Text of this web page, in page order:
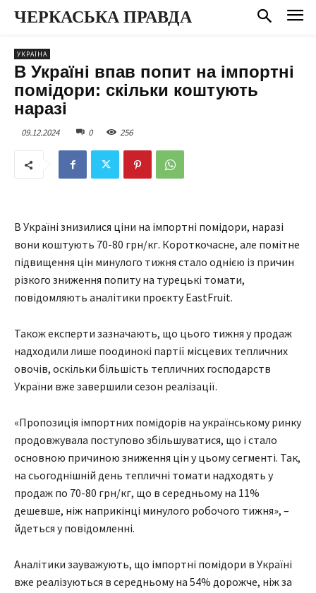
ЧЕРКАСЬКА ПРАВДА
УКРАЇНА
В Україні впав попит на імпортні
помідори: скільки коштують
наразі
09.12.2024 0 256
В Україні знизилися ціни на імпортні помідори, наразі
вони коштують 70-80 грн/кг. Короткочасне, але помітне
підвищення цін минулого тижня стало однією із причин
різкого зниження попиту на турецькі томати,
повідомляють аналітики проєкту EastFruit.
Також експерти зазначають, що цього тижня у продаж
надходили лише поодинокі партії місцевих тепличних
овочів, оскільки більшість тепличних господарств
України вже завершили сезон реалізації.
«Пропозиція імпортних помідорів на українському ринку
продовжувала поступово збільшуватися, що і стало
основною причиною зниження цін у цьому сегменті. Так,
на сьогоднішній день тепличні томати надходять у
продаж по 70-80 грн/кг, що в середньому на 11%
дешевше, ніж наприкінці минулого робочого тижня», –
йдеться у повідомленні.
Аналітики зауважують, що імпортні помідори в Україні
вже реалізуються в середньому на 54% дорожче, ніж за